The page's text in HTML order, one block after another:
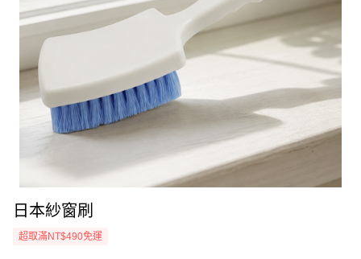
日本紗窗刷
超取滿NT$490免運